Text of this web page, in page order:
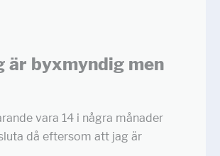
är byxmyndig men
vara 14 i några månader
då eftersom att jag är